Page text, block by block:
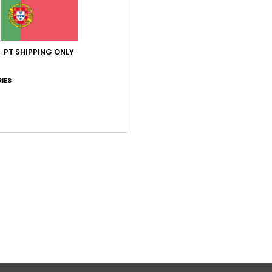
baseado em
qualidade/preço
é exatamente o que eu queria
PT SHIPPING ONLY